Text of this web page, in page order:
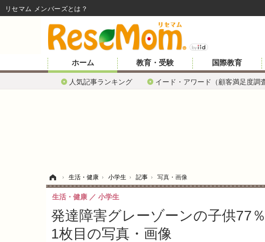
ホーム
人気記事ランキング イード・アワード（顧客満足度調
教育・受験 国際教育
› 生活・健康 › 小学生 › 記事 › 写真・画像
発達障害グレーゾーンの子供77
1枚目の写真・画像
生活・健康 小学生
リセマム メンバーズ